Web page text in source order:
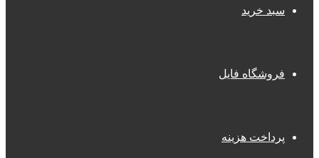
سبد خرید
فروشگاه فایل
پرداخت هزینه